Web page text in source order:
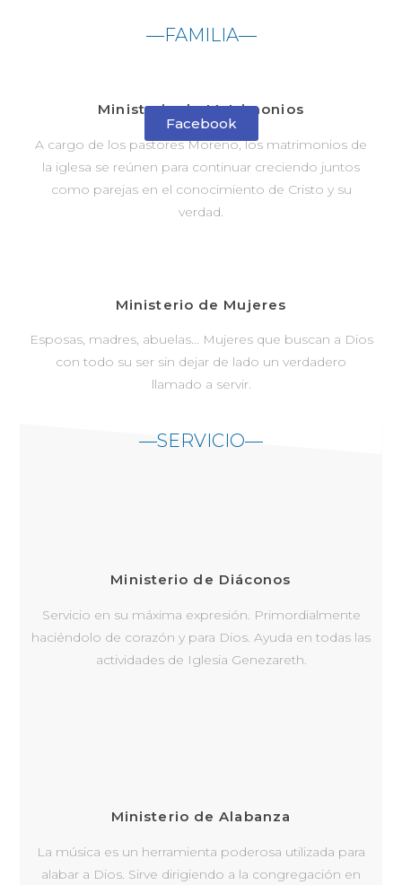
Facebook
—FAMILIA—
Ministerio de Matrimonios
A cargo de los pastores Moreno, los matrimonios de
la iglesa se reúnen para continuar creciendo juntos
como parejas en el conocimiento de Cristo y su
verdad.
Ministerio de Mujeres
Esposas, madres, abuelas… Mujeres que buscan a Dios
con todo su ser sin dejar de lado un verdadero
llamado a servir.
—SERVICIO—
Ministerio de Diáconos
Servicio en su máxima expresión. Primordialmente
haciéndolo de corazón y para Dios. Ayuda en todas las
actividades de Iglesia Genezareth.
Ministerio de Alabanza
La música es un herramienta poderosa utilizada para
alabar a Dios. Sirve dirigiendo a la congregación en